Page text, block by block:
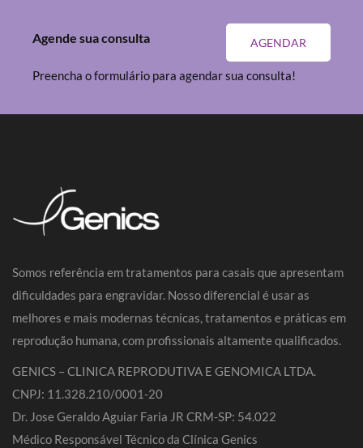
AGENDAR
Agende sua consulta
Preencha o formulário para agendar sua consulta!
Somos referência em tratamentos para casais que apresentam
dificuldades para engravidar. Nosso diferencial é usar as
melhores e mais modernas técnicas, tratamentos e práticas em
reprodução humana, com profissionais altamente qualificados.
GENICS – CLINICA REPRODUTIVA E GENOMICA LTDA.
CNPJ: 11.328.210/0001-20
Dr. Jose Geraldo Aguiar Faria JR CRM-SP: 54.022
Médico Responsável Técnico da Clínica Genics